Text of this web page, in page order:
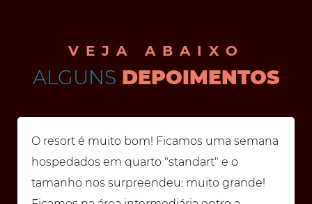
VEJA ABAIXO
ALGUNS DEPOIMENTOS
O resort é muito bom! Ficamos uma semana
hospedados em quarto "standart" e o
tamanho nos surpreendeu: muito grande!